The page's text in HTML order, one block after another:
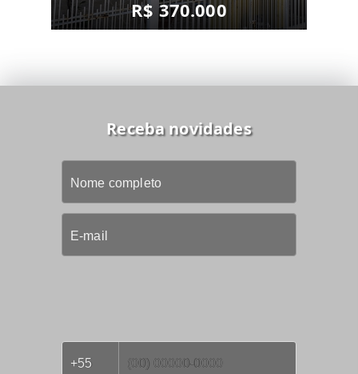
R$ 370.000
Receba novidades